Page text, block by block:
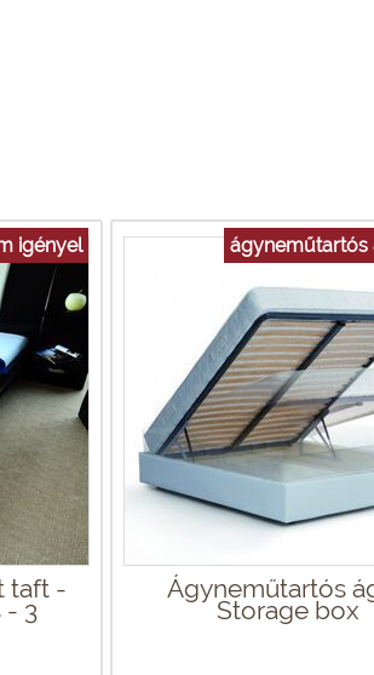
igényel
taft -
- 3
ágyneműtartós
Ágyneműtartós
Storage box